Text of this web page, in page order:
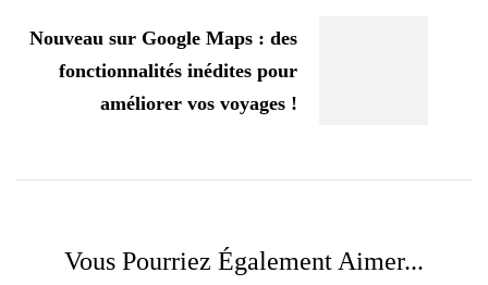
Nouveau sur Google Maps : des
fonctionnalités inédites pour
améliorer vos voyages !
Vous Pourriez Également Aimer...